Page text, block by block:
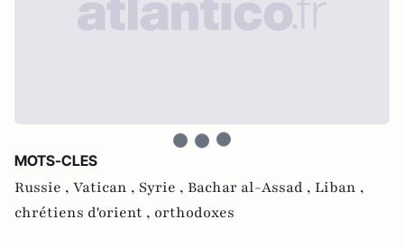
MOTS-CLES
Russie , Vatican , Syrie , Bachar al-Assad , Liban ,
chrétiens d'orient , orthodoxes